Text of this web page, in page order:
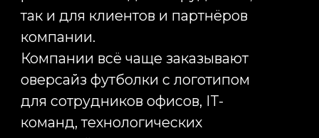
Как заказать футболки с
логотипом для компании
Корпоративная одежда должна